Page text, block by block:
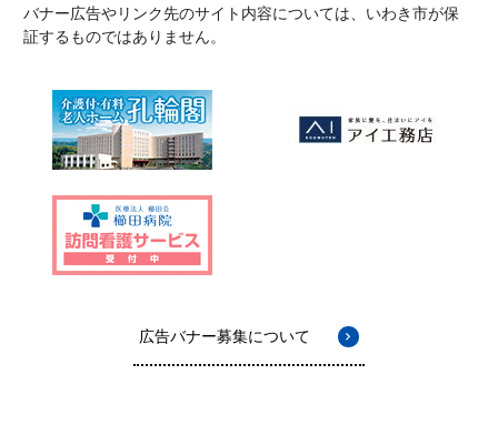
バナー広告やリンク先のサイト内容については、いわき市が保
証するものではありません。
広告バナー募集について